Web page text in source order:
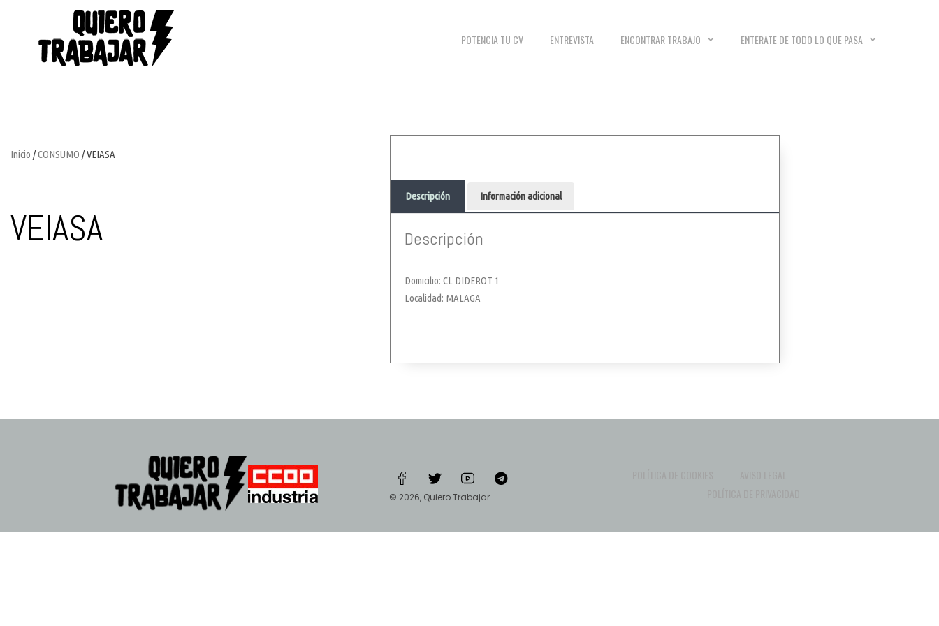
POTENCIA TU CV ENTREVISTA ENCONTRAR TRABAJO ENTERATE DE TODO LO QUE PASA
Inicio /CONSUMO / VEIASA
VEIASA
Descripción Información adicional
Descripción
Domicilio: CL DIDEROT 1
Localidad: MALAGA
© 2026, Quiero Trabajar